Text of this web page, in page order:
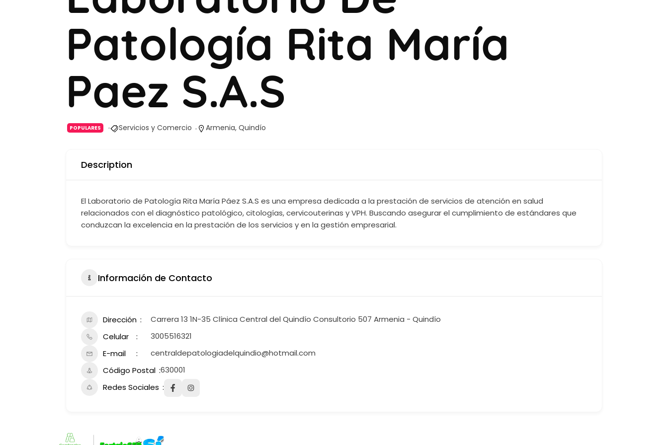
Patología Rita María
Paez S.A.S
POPULARES Servicios y Comercio Armenia, Quindío
Description
El Laboratorio de Patología Rita María Páez S.A.S es una empresa dedicada a la prestación de servicios de atención en salud
relacionados con el diagnóstico patológico, citologías, cervicouterinas y VPH. Buscando asegurar el cumplimiento de estándares que
conduzcan la excelencia en la prestación de los servicios y en la gestión empresarial.
Información de Contacto
Dirección
Carrera 13 1N-35 Clínica Central del Quindío Consultorio 507 Armenia - Quindío
Celular
3005516321
E-mail
centraldepatologiadelquindio@hotmail.com
Código Postal 630001
Redes Sociales